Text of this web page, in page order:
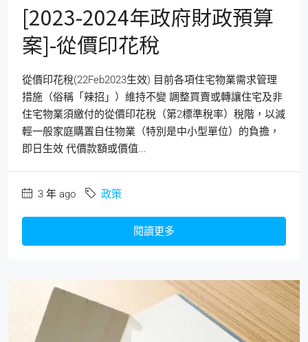
[2023-2024年政府財政預算
案]-從價印花稅
從價印花稅(22Feb2023生效) 目前各項住宅物業需求管理
措施（俗稱「辣招」）維持不變 調整買賣或轉讓住宅及非
住宅物業須繳付的從價印花稅（第2標準稅率）稅階，以減
輕一般家庭購置自住物業（特別是中小型單位）的負擔，
即日生效 代價款額或價值...
3 年 ago 政策
閱讀更多